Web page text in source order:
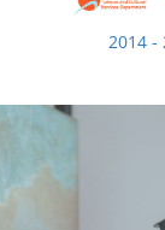
2014 -